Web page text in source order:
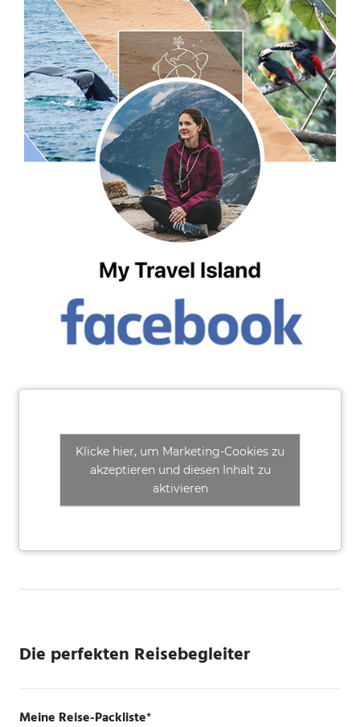
Klicke hier, um Marketing-Cookies zu
akzeptieren und diesen Inhalt zu
aktivieren
Die perfekten Reisebegleiter
Meine Reise-Packliste*